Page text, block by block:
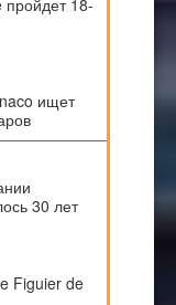
ищет
30 лет
Figuier de